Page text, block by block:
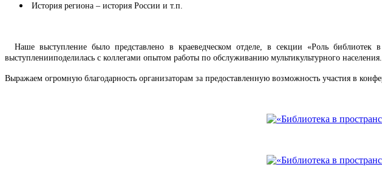
История региона – история России и т.п.
Наше выступление было представлено в краеведческом отделе, в секции «Роль
выступленииподелилась с коллегами опытом работы по обслуживанию мультикультурного населения.
Выражаем огромную благодарность организаторам за предоставленную возможность участия в